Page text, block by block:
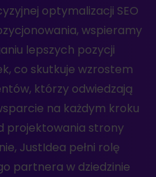
optymalizacji SEO
wspieramy
lepszych pozycji
co skutkuje wzrostem
którzy odwiedzają
na każdym kroku
projektowania strony
JustIdea pełni rolę
partnera w dziedzinie